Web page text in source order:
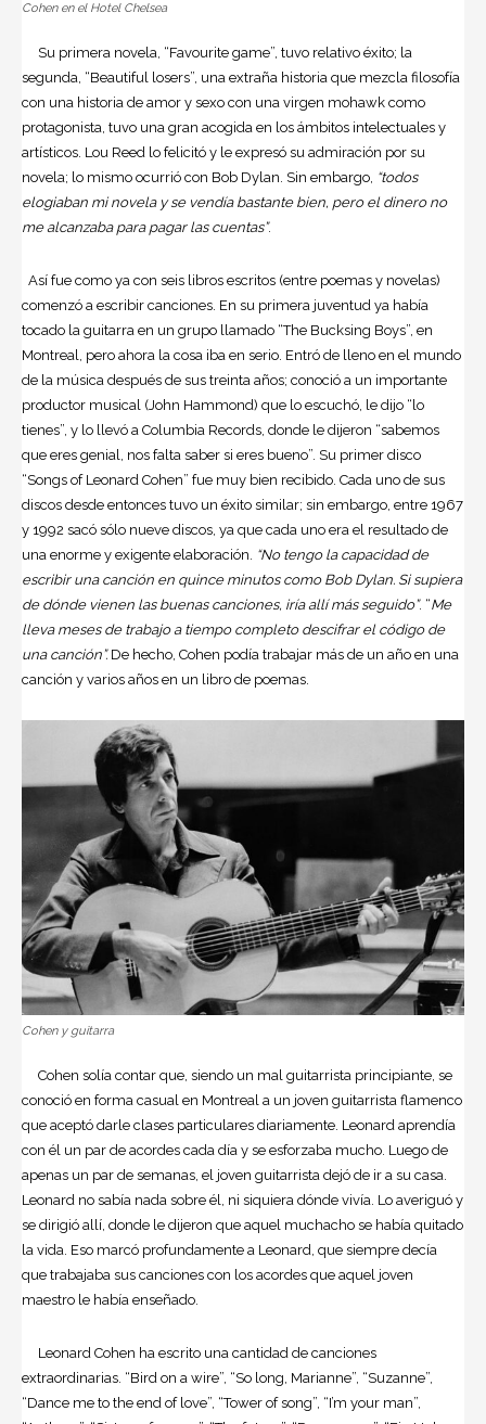
Cohen en el Hotel Chelsea
Su primera novela, “Favourite game”, tuvo relativo éxito; la
segunda, “Beautiful losers”, una extraña historia que mezcla filosofía
con una historia de amor y sexo con una virgen mohawk como
protagonista, tuvo una gran acogida en los ámbitos intelectuales y
artísticos. Lou Reed lo felicitó y le expresó su admiración por su
novela; lo mismo ocurrió con Bob Dylan. Sin embargo, “todos
elogiaban mi novela y se vendía bastante bien, pero el dinero no
me alcanzaba para pagar las cuentas”.
Así fue como ya con seis libros escritos (entre poemas y novelas)
comenzó a escribir canciones. En su primera juventud ya había
tocado la guitarra en un grupo llamado “The Bucksing Boys”, en
Montreal, pero ahora la cosa iba en serio. Entró de lleno en el mundo
de la música después de sus treinta años; conoció a un importante
productor musical (John Hammond) que lo escuchó, le dijo “lo
tienes”, y lo llevó a Columbia Records, donde le dijeron “sabemos
que eres genial, nos falta saber si eres bueno”. Su primer disco
“Songs of Leonard Cohen” fue muy bien recibido. Cada uno de sus
discos desde entonces tuvo un éxito similar; sin embargo, entre 1967
y 1992 sacó sólo nueve discos, ya que cada uno era el resultado de
una enorme y exigente elaboración. “No tengo la capacidad de
escribir una canción en quince minutos como Bob Dylan. Si supiera
de dónde vienen las buenas canciones, iría allí más seguido”. “Me
lleva meses de trabajo a tiempo completo descifrar el código de
una canción”. De hecho, Cohen podía trabajar más de un año en una
canción y varios años en un libro de poemas.
Cohen y guitarra
Cohen solía contar que, siendo un mal guitarrista principiante, se
conoció en forma casual en Montreal a un joven guitarrista flamenco
que aceptó darle clases particulares diariamente. Leonard aprendía
con él un par de acordes cada día y se esforzaba mucho. Luego de
apenas un par de semanas, el joven guitarrista dejó de ir a su casa.
Leonard no sabía nada sobre él, ni siquiera dónde vivía. Lo averiguó y
se dirigió allí, donde le dijeron que aquel muchacho se había quitado
la vida. Eso marcó profundamente a Leonard, que siempre decía
que trabajaba sus canciones con los acordes que aquel joven
maestro le había enseñado.
Leonard Cohen ha escrito una cantidad de canciones
extraordinarias. “Bird on a wire”, “So long, Marianne”, “Suzanne”,
“Dance me to the end of love”, “Tower of song”, “I’m your man”,